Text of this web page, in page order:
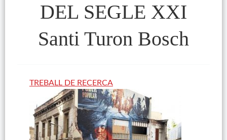
DEL SEGLE XXI
Santi Turon Bosch
TREBALL DE RECERCA